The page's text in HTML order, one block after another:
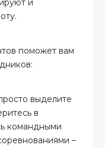
и
поможет вам
выделите
в
командными
–